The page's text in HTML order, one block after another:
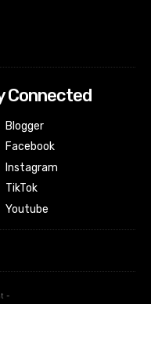
Connected
Blogger
Facebook
Instagram
TikTok
Youtube
-